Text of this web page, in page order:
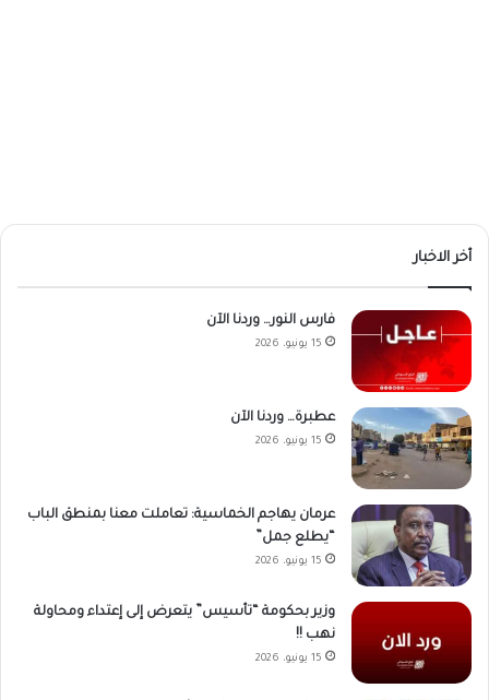
أخر الاخبار
فارس النور… وردنا الآن
15 يونيو، 2026
عطبرة… وردنا الآن
15 يونيو، 2026
عرمان يهاجم الخماسية: تعاملت معنا بمنطق الباب
“يطلع جمل”
15 يونيو، 2026
وزير بحكومة “تأسيس” يتعرض إلى إعتداء ومحاولة
نهب !!
15 يونيو، 2026